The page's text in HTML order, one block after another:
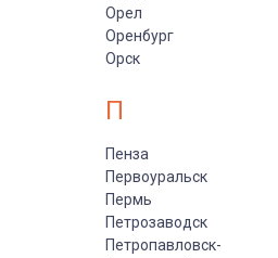
Орел
Оренбург
Орск
П
Пенза
Первоуральск
Пермь
Петрозаводск
Петропавловск-